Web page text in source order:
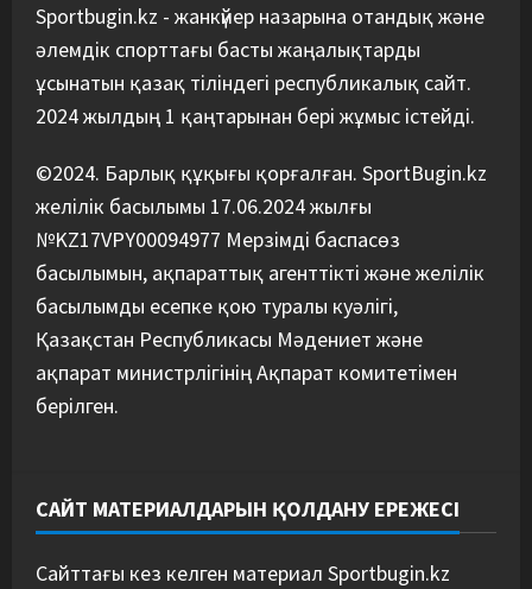
5
құрамасының бас бапкері
тағайындалды
Sportbugin.kz - жанкүйер назарына отандық және
әлемдік спорттағы басты жаңалықтарды
ұсынатын қазақ тіліндегі республикалық сайт.
2024 жылдың 1 қаңтарынан бері жұмыс істейді.
©2024. Барлық құқығы қорғалған. SportBugin.kz
желілік басылымы 17.06.2024 жылғы
№KZ17VPY00094977 Мерзімді баспасөз
басылымын, ақпараттық агенттікті және желілік
басылымды есепке қою туралы куәлігі,
Қазақстан Республикасы Мәдениет және
ақпарат министрлігінің Ақпарат комитетімен
берілген.
САЙТ МАТЕРИАЛДАРЫН ҚОЛДАНУ ЕРЕЖЕСІ
Сайттағы кез келген материал Sportbugin.kz